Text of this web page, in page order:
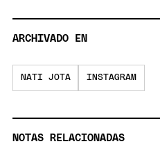
ARCHIVADO EN
NATI JOTA INSTAGRAM
NOTAS RELACIONADAS